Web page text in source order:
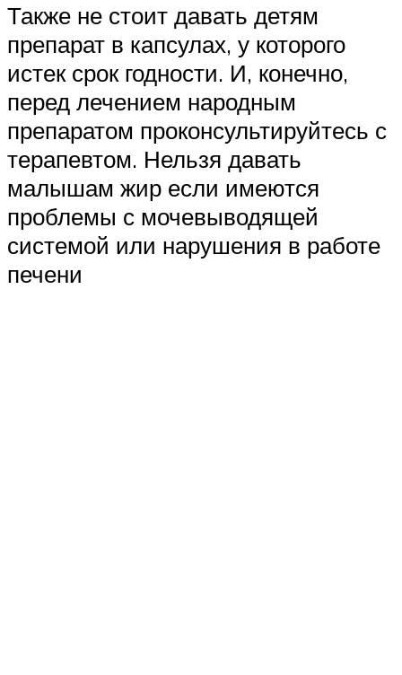
Также не стоит давать детям
препарат в капсулах, у которого
истек срок годности. И, конечно,
перед лечением народным
препаратом проконсультируйтесь с
терапевтом. Нельзя давать
малышам жир если имеются
проблемы с мочевыводящей
системой или нарушения в работе
печени